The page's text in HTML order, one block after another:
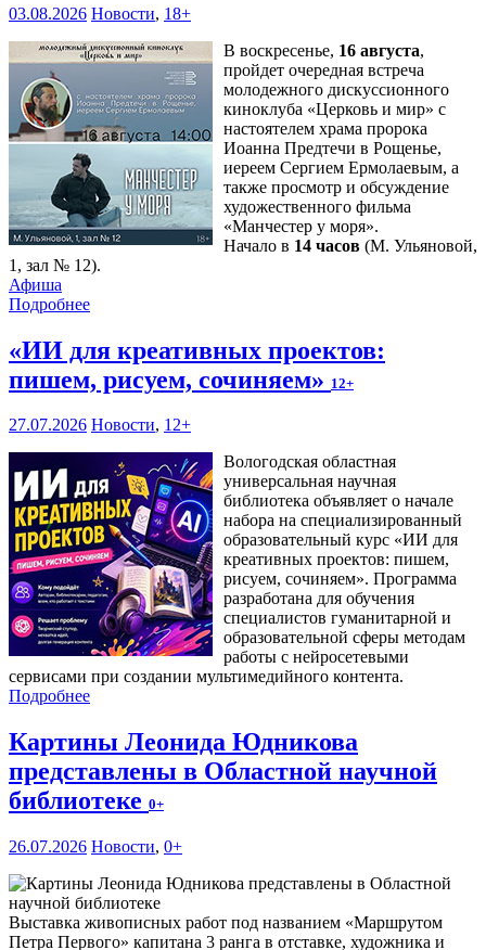
03.08.2026 Новости, 18+
В воскресенье, 16 августа,
пройдет очередная встреча
молодежного дискуссионного
киноклуба «Церковь и мир» с
настоятелем храма пророка
Иоанна Предтечи в Рощенье,
иереем Сергием Ермолаевым, а
также просмотр и обсуждение
художественного фильма
«Манчестер у моря».
Начало в 14 часов (М. Ульяновой,
1, зал № 12).
Афиша
Подробнее
«ИИ для креативных проектов:
пишем, рисуем, сочиняем» 12+
27.07.2026 Новости, 12+
Вологодская областная
универсальная научная
библиотека объявляет о начале
набора на специализированный
образовательный курс «ИИ для
креативных проектов: пишем,
рисуем, сочиняем». Программа
разработана для обучения
специалистов гуманитарной и
образовательной сферы методам
работы с нейросетевыми
сервисами при создании мультимедийного контента.
Подробнее
Картины Леонида Юдникова
представлены в Областной научной
библиотеке 0+
26.07.2026 Новости, 0+
Выставка живописных работ под названием «Маршрутом
Петра Первого» капитана 3 ранга в отставке, художника и